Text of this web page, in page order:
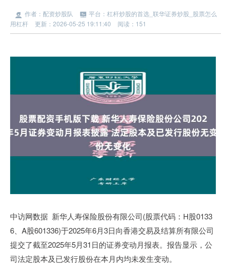
作者：配资炒股队
平台：杠杆炒股的首选_联华证券炒股_股票怎么
用杠杆
更新：2026-05-25 19:11:40 阅读：151
中访网数据 新华人寿保险股份有限公司(股票代码：H股0133
6、A股601336)于2025年6月3日向香港交易及结算所有限公司
提交了截至2025年5月31日的证券变动月报表。报告显示，公
司法定股本及已发行股份在本月内均未发生变动。